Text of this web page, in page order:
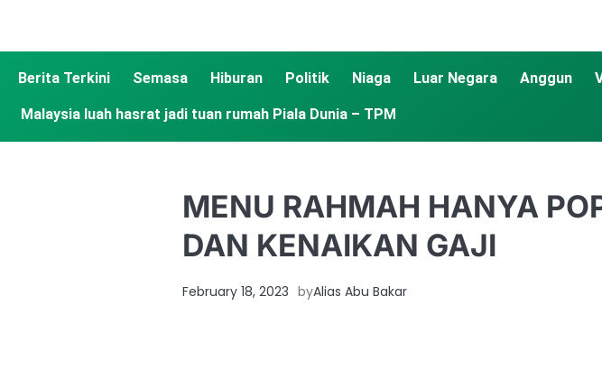
Berita Terkini Semasa Hiburan Politik Niaga Luar Negara Anggun
Malaysia luah hasrat jadi tuan rumah Piala Dunia – TPM
MENU RAHMAH HANYA
DAN KENAIKAN GAJI
February 18, 2023 byAlias Abu Bakar